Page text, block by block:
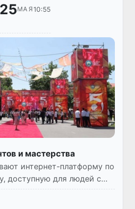
25МАЯ10:55
и мастерства
интернет-платформу по
доступную для людей с
женщин,
насилия. Другие